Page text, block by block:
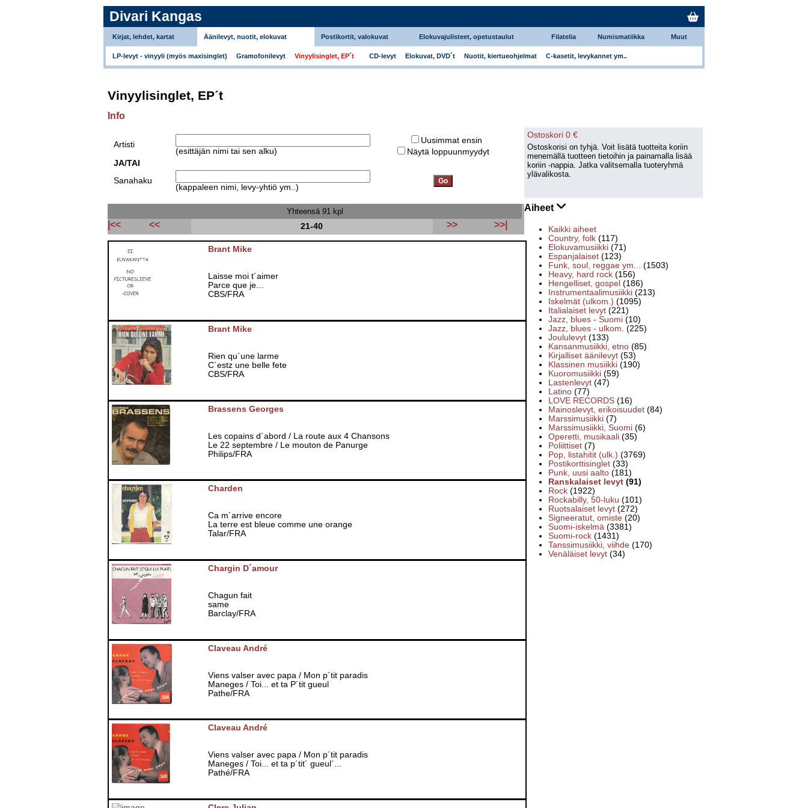
Divari Kangas
Kirjat, lehdet, kartat Äänilevyt, nuotit, elokuvat Postikortit, valokuvat Elokuvajulisteet, opetustaulut Filatelia Numismatiikka Muut
LP-levyt - vinyyli (myös maxisinglet) Gramofonilevyt Vinyylisinglet, EP´t CD-levyt Elokuvat, DVD´t Nuotit, kiertueohjelmat C-kasetit, levykannet ym..
Vinyylisinglet, EP´t
Info
Artisti
(esittäjän nimi tai sen alku)
Uusimmat ensin
Näytä loppuunmyydyt
JA/TAI
Sanahaku
(kappaleen nimi, levy-yhtiö ym..)
Ostoskori 0 €
Ostoskorisi on tyhjä. Voit lisätä tuotteita koriin
menemällä tuotteen tietoihin ja painamalla lisää
koriin -nappia. Jatka valitsemalla tuoteryhmä
ylävalikosta.
Aiheet
Kaikki aiheet
Country, folk (117)
Elokuvamusiikki (71)
Espanjalaiset (123)
Funk, soul, reggae ym... (1503)
Heavy, hard rock (156)
Hengelliset, gospel (186)
Instrumentaalimusiikki (213)
Iskelmät (ulkom.) (1095)
Italialaiset levyt (221)
Jazz, blues - Suomi (10)
Jazz, blues - ulkom. (225)
Joululevyt (133)
Kansanmusiikki, etno (85)
Kirjalliset äänilevyt (53)
Klassinen musiikki (190)
Kuoromusiikki (59)
Lastenlevyt (47)
Latino (77)
LOVE RECORDS (16)
Mainoslevyt, erikoisuudet (84)
Marssimusiikki (7)
Marssimusiikki, Suomi (6)
Operetti, musikaali (35)
Poliittiset (7)
Pop, listahitit (ulk.) (3769)
Postikorttisinglet (33)
Punk, uusi aalto (181)
Ranskalaiset levyt (91)
Rock (1922)
Rockabilly, 50-luku (101)
Ruotsalaiset levyt (272)
Signeeratut, omiste (20)
Suomi-iskelmä (3381)
Suomi-rock (1431)
Tanssimusiikki, viihde (170)
Venäläiset levyt (34)
Yhteensä 91 kpl
|<< << 21-40 >> >>|
Brant Mike
Laisse moi t´aimer
Parce que je...
CBS/FRA
Brant Mike
Rien qu´une larme
C´estz une belle fete
CBS/FRA
Brassens Georges
Les copains d´abord / La route aux 4 Chansons
Le 22 septembre / Le mouton de Panurge
Philips/FRA
Charden
Ca m´arrive encore
La terre est bleue comme une orange
Talar/FRA
Chargin D´amour
Chagun fait
same
Barclay/FRA
Claveau André
Viens valser avec papa / Mon p´tit paradis
Maneges / Toi... et ta P´tit gueul
Pathe/FRA
Claveau André
Viens valser avec papa / Mon p´tit paradis
Maneges / Toi... et ta p´tit´ gueul´...
Pathé/FRA